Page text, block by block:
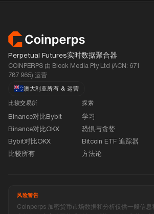
页脚
Perpetual Futures实时数据聚合器
COINPERPS 由 Block Media Pty Ltd (ACN: 671
787 965) 运营
澳大利亚所有 & 运营
比较交易所
Binance对比Bybit
Binance对比OKX
Bybit对比OKX
比较所有
探索
学习
恐惧与贪婪
Bitcoin ETF 追踪器
方法论
风险警告
Coinperps 加密货币市场数据和分析仅供一般信息